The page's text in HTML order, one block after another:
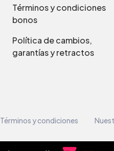
Términos y condiciones
bonos
Política de cambios,
garantías y retractos
Términos y condiciones